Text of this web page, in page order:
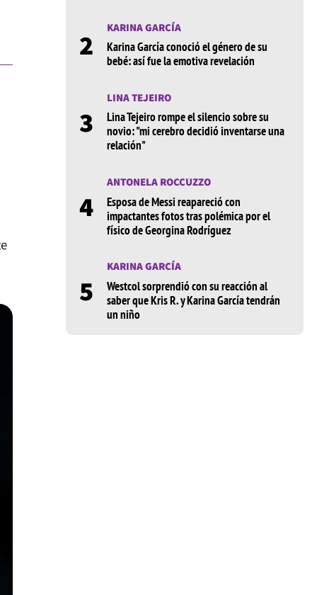
2
KARINA GARCÍA
Karina García conoció el género de su
bebé: así fue la emotiva revelación
3
LINA TEJEIRO
Lina Tejeiro rompe el silencio sobre su
novio: "mi cerebro decidió inventarse una
relación"
4
ANTONELA ROCCUZZO
Esposa de Messi reapareció con
impactantes fotos tras polémica por el
físico de Georgina Rodríguez
5
KARINA GARCÍA
Westcol sorprendió con su reacción al
saber que Kris R. y Karina García tendrán
un niño